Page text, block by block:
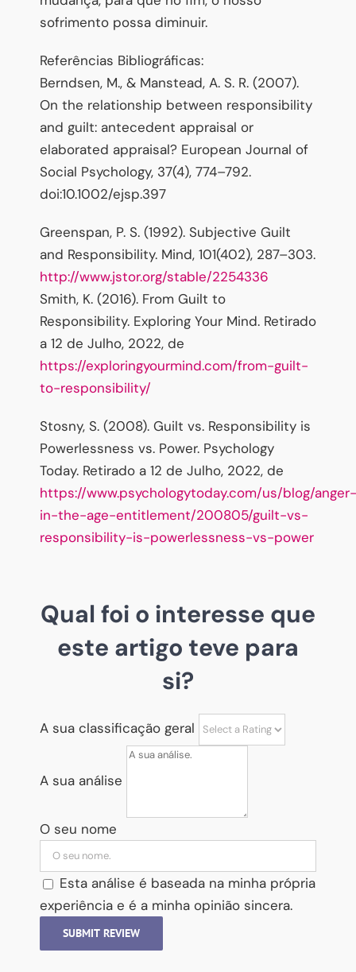
sofrimento possa diminuir.
Referências Bibliográficas:
Berndsen, M., & Manstead, A. S. R. (2007).
On the relationship between responsibility
and guilt: antecedent appraisal or
elaborated appraisal? European Journal of
Social Psychology, 37(4), 774–792.
doi:10.1002/ejsp.397
Greenspan, P. S. (1992). Subjective Guilt
and Responsibility. Mind, 101(402), 287–303.
http://www.jstor.org/stable/2254336
Smith, K. (2016). From Guilt to
Responsibility. Exploring Your Mind. Retirado
a 12 de Julho, 2022, de
https://exploringyourmind.com/from-guilt-
to-responsibility/
Stosny, S. (2008). Guilt vs. Responsibility is
Powerlessness vs. Power. Psychology
Today. Retirado a 12 de Julho, 2022, de
https://www.psychologytoday.com/us/blog/anger-
in-the-age-entitlement/200805/guilt-vs-
responsibility-is-powerlessness-vs-power
Qual foi o interesse que
este artigo teve para
si?
A sua classificação geral
A sua análise
O seu nome
Esta análise é baseada na minha própria
experiência e é a minha opinião sincera.
SUBMIT REVIEW